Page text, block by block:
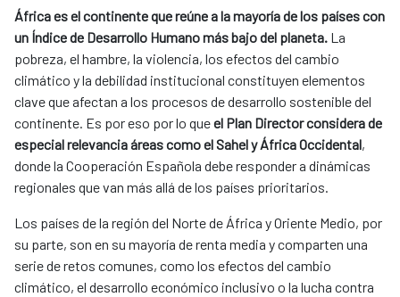
África es el continente que reúne a la mayoría de los países con
un Índice de Desarrollo Humano más bajo del planeta. La
pobreza, el hambre, la violencia, los efectos del cambio
climático y la debilidad institucional constituyen elementos
clave que afectan a los procesos de desarrollo sostenible del
continente. Es por eso por lo queel Plan Director considera de
especial relevancia áreas como el Sahel y África Occidental,
donde la Cooperación Española debe responder a dinámicas
regionales que van más allá de los países prioritarios.
Los países de la región del Norte de África y Oriente Medio, por
su parte, son en su mayoría de renta media y comparten una
serie de retos comunes, como los efectos del cambio
climático, el desarrollo económico inclusivo o la lucha contra